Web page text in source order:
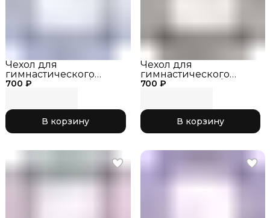
700 ₽
Чехол для
гимнастического
обруча, василёк/
В корзину
700 ₽
Чехол для
гимнастического
обруча черный/
В корзину